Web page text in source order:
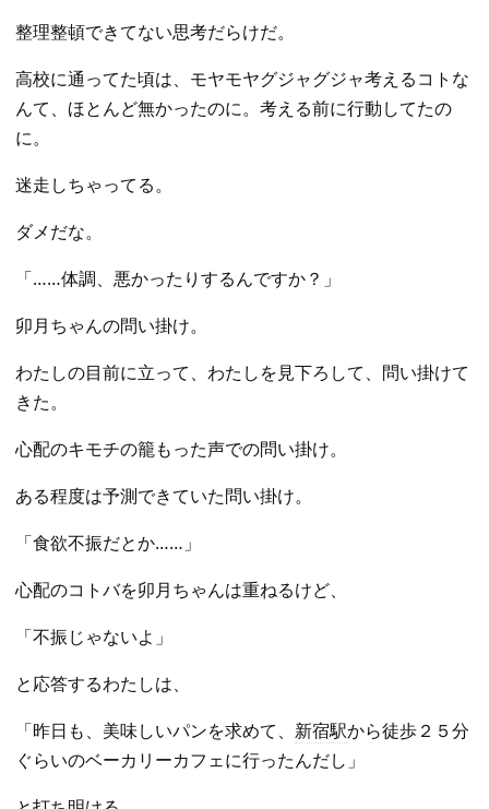
整理整頓できてない思考だらけだ。
高校に通ってた頃は、モヤモヤグジャグジャ考えるコトな
んて、ほとんど無かったのに。考える前に行動してたの
に。
迷走しちゃってる。
ダメだな。
「……体調、悪かったりするんですか？」
卯月ちゃんの問い掛け。
わたしの目前に立って、わたしを見下ろして、問い掛けて
きた。
心配のキモチの籠もった声での問い掛け。
ある程度は予測できていた問い掛け。
「食欲不振だとか……」
心配のコトバを卯月ちゃんは重ねるけど、
「不振じゃないよ」
と応答するわたしは、
「昨日も、美味しいパンを求めて、 新宿駅から徒歩２５分
ぐらいのベーカリーカフェに行ったんだし」